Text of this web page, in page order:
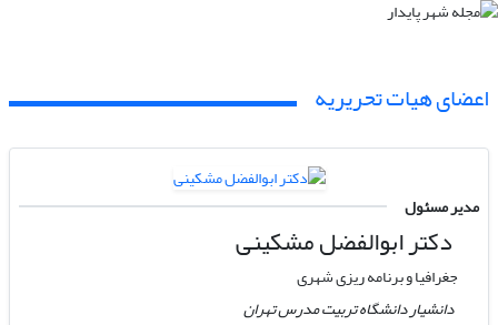
اعضای هیات تحریریه
مدیر مسئول
دکتر ابوالفضل مشکینی
جغرافیا و برنامه ریزی شهری
دانشیار دانشگاه تربیت مدرس تهران